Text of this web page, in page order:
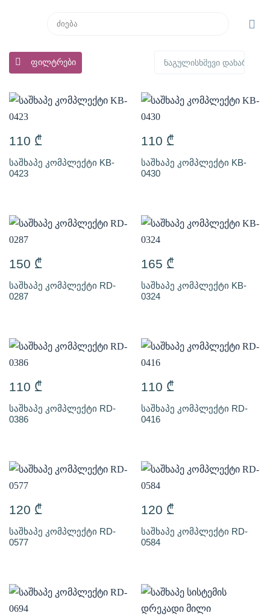
ფილტრები
110 ₾
საშხაპე კომპლექტი KB-
0423
110 ₾
საშხაპე კომპლექტი KB-
0430
150 ₾
საშხაპე კომპლექტი RD-
0287
165 ₾
საშხაპე კომპლექტი KB-
0324
110 ₾
საშხაპე კომპლექტი RD-
0386
110 ₾
საშხაპე კომპლექტი RD-
0416
120 ₾
საშხაპე კომპლექტი RD-
0577
120 ₾
საშხაპე კომპლექტი RD-
0584